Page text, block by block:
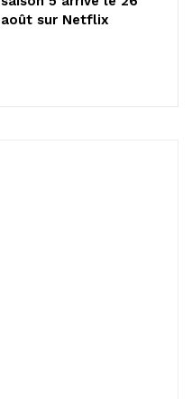
août sur Netflix